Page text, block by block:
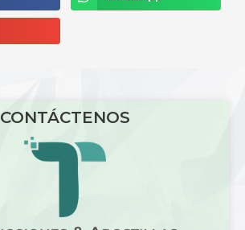
CONTÁCTENOS